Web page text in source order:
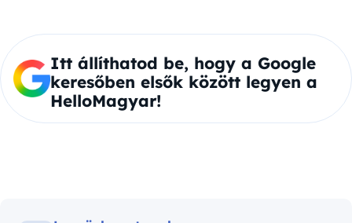
Itt állíthatod be, hogy a Google
keresőben elsők között legyen a
HelloMagyar!